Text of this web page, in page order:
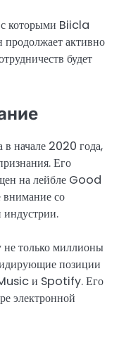
с которыми Biicla
продолжает активно
будет
в начале 2020 года,
Его
на лейбле Good
со
только миллионы
позиции
и Spotify. Его
электронной